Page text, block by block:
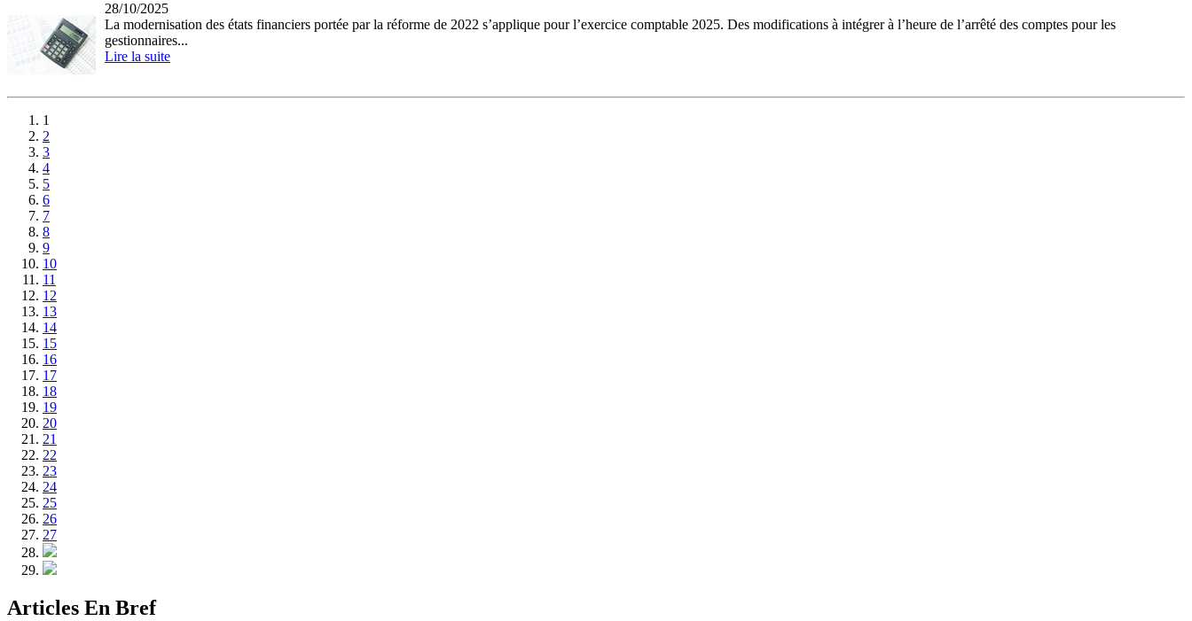
28/10/2025
La modernisation des états financiers portée par la réforme de 2022 s’applique pour l’exercice comptable 2025. Des modifications à intégrer à l’heure de l’arrêté des comptes pour les
gestionnaires...
Lire la suite
1
2
3
4
5
6
7
8
9
10
11
12
13
14
15
16
17
18
19
20
21
22
23
24
25
26
27
Articles En Bref